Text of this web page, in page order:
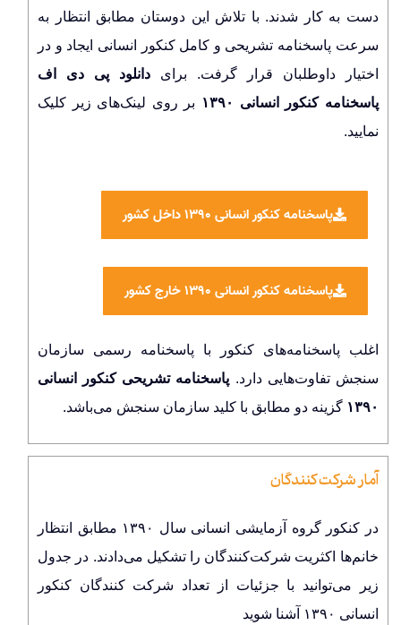
دست به کار شدند. با تلاش این دوستان مطابق انتظار به
سرعت پاسخنامه تشریحی و کامل کنکور انسانی ایجاد و در
اختیار داوطلبان قرار گرفت. برایدانلود پی دی اف
پاسخنامه کنکور انسانی ۱۳۹۰
بر روی لینک‌های زیر کلیک
نمایید.
پاسخنامه کنکور انسانی ۱۳۹۰ داخل کشور
پاسخنامه کنکور انسانی ۱۳۹۰ خارج کشور
اغلب پاسخنامه‌های کنکور با پاسخنامه رسمی سازمان
سنجش تفاوت‌هایی دارد. پاسخنامه تشریحی کنکور انسانی
۱۳۹۰ گزینه دو مطابق با کلید سازمان سنجش می‌باشد.
آمار شرکت کنندگان
در کنکور گروه آزمایشی انسانی سال ۱۳۹۰ مطابق انتظار
خانم‌ها اکثریت شرکت‌کنندگان را تشکیل می‌دادند. در جدول
زیر می‌توانید با جزئیات از تعداد شرکت کنندگان کنکور
انسانی ۱۳۹۰ آشنا شوید